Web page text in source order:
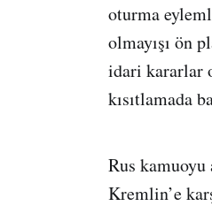
oturma
olmayışı ön
idari kararlar
kısıtlamada
Rus
Kremlin’e